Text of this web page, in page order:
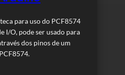
para uso do PCF8574
I/O, pode ser usado para
dos pinos de um
PCF8574.